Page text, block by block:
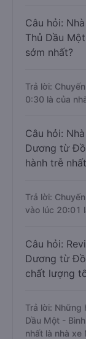
Câu hỏi:
Thủ Dầu
sớm nhất?
Trả lời:
0:30 là của
Câu hỏi:
Dương từ
hành trễ
Trả lời:
vào lúc 20:01
Câu hỏi:
Dương từ
chất lượng
Trả lời: Những
Dầu Một -
nhất là nhà xe